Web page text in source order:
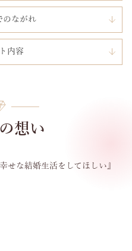
のながれ
内容
想い
せな結婚生活をしてほしい』